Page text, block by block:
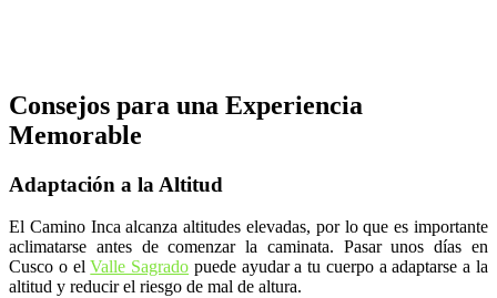
Consejos para una Experiencia
Memorable
Adaptación a la Altitud
El Camino Inca alcanza altitudes elevadas, por lo que es importante
aclimatarse antes de comenzar la caminata. Pasar unos días en
Cusco o elValle Sagrado puede ayudar a tu cuerpo a adaptarse a la
altitud y reducir el riesgo de mal de altura.